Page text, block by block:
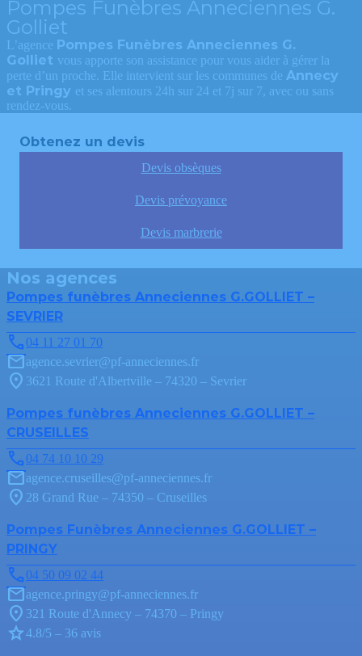
Pompes Funèbres Anneciennes G.
Golliet
L’agence Pompes Funèbres Anneciennes G.
Golliet vous apporte son assistance pour vous aider à gérer la
perte d’un proche. Elle intervient sur les communes de Annecy
et Pringy et ses alentours 24h sur 24 et 7j sur 7, avec ou sans
rendez-vous.
Obtenez un devis
Devis obsèques
Devis prévoyance
Devis marbrerie
Nos agences
Pompes funèbres Anneciennes G.GOLLIET –
SEVRIER
04 11 27 01 70
agence.sevrier@pf-anneciennes.fr
3621 Route d'Albertville – 74320 – Sevrier
Pompes funèbres Anneciennes G.GOLLIET –
CRUSEILLES
04 74 10 10 29
agence.cruseilles@pf-anneciennes.fr
28 Grand Rue – 74350 – Cruseilles
Pompes Funèbres Anneciennes G.GOLLIET –
PRINGY
04 50 09 02 44
agence.pringy@pf-anneciennes.fr
321 Route d'Annecy – 74370 – Pringy
4.8/5 – 36 avis